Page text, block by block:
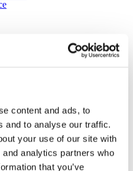
content and ads, to
and to analyse our traffic.
your use of our site with
analytics partners who
that you’ve